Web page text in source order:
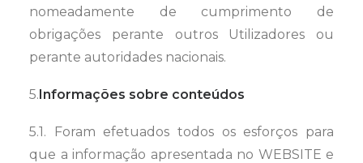
nomeadamente de cumprimento de
obrigações perante outros Utilizadores ou
perante autoridades nacionais.
5.Informações sobre conteúdos
5.1. Foram efetuados todos os esforços para
que a informação apresentada no WEBSITE e